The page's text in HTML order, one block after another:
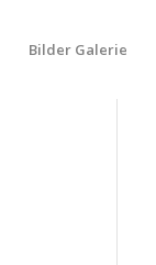
Bilder Galerie